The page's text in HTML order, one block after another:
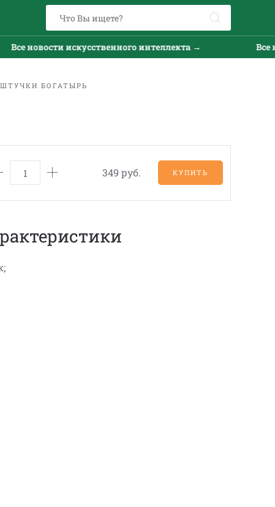
Все новости искусственного интеллекта → Все
БОГАТЫРЬ
349 руб. КУПИТЬ